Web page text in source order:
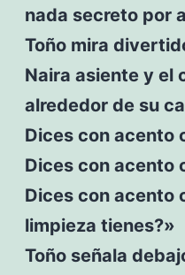
nada secreto por
Toño mira
Naira asiente y el
alrededor de su
Dices con acento
Dices con acento
Dices con acento
limpieza tienes?»
Toño señala